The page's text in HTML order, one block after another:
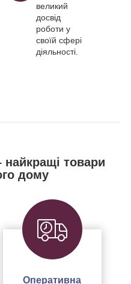
великий
досвід
роботи у
своїй сфері
діяльності.
товари
дому
Оперативна